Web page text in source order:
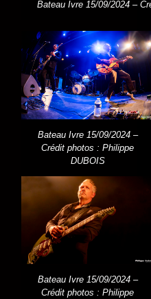
Bateau Ivre 15/09/2024 –
Bateau Ivre 15/09/2024 –
Crédit photos : Philippe
DUBOIS
Bateau Ivre 15/09/2024 –
Crédit photos : Philippe